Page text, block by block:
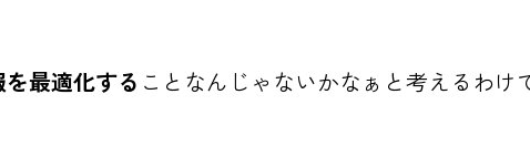
最適化する ことなんじゃないかなぁと考えるわけ